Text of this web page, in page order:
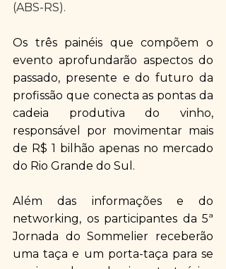
(ABS-RS).
Os três painéis que compõem o
evento aprofundarão aspectos do
passado, presente e do futuro da
profissão que conecta as pontas da
cadeia produtiva do vinho,
responsável por movimentar mais
de R$ 1 bilhão apenas no mercado
do Rio Grande do Sul.
Além das informações e do
networking, os participantes da 5ª
Jornada do Sommelier receberão
uma taça e um porta-taça para se